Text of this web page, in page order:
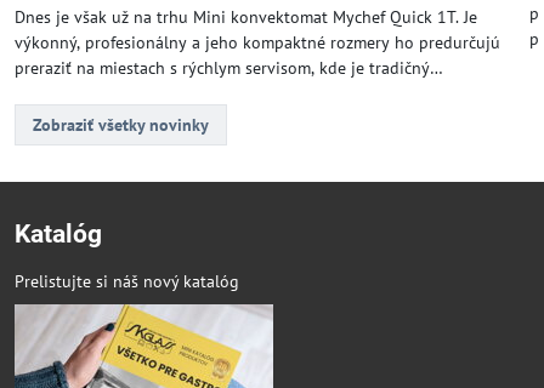
Dnes je však už na trhu Mini konvektomat Mychef Quick 1T. Je
výkonný, profesionálny a jeho kompaktné rozmery ho predurčujú
preraziť na miestach s rýchlym servisom, kde je tradičný
Zobraziť všetky novinky
Katalóg
Prelistujte si náš nový katalóg